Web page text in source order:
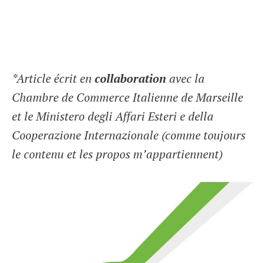
*Article écrit en collaboration avec la
Chambre de Commerce Italienne de Marseille
et le Ministero degli Affari Esteri e della
Cooperazione Internazionale (comme toujours
le contenu et les propos m’appartiennent)